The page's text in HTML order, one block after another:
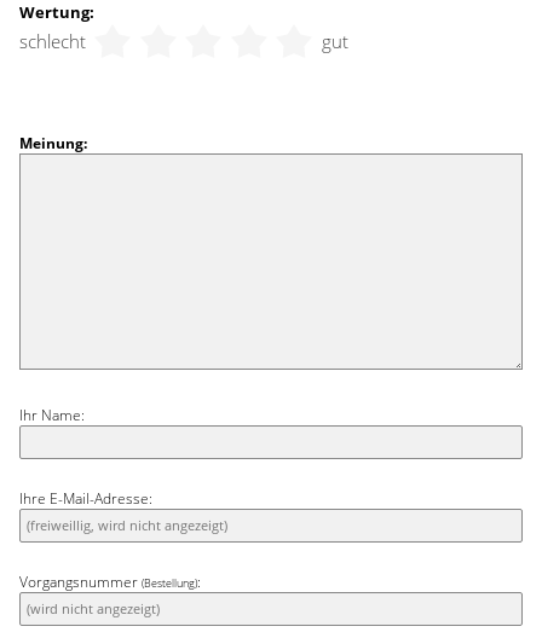
Wertung:
schlecht gut
Meinung:
Ihr Name:
Ihre E-Mail-Adresse:
Vorgangsnummer (Bestellung):